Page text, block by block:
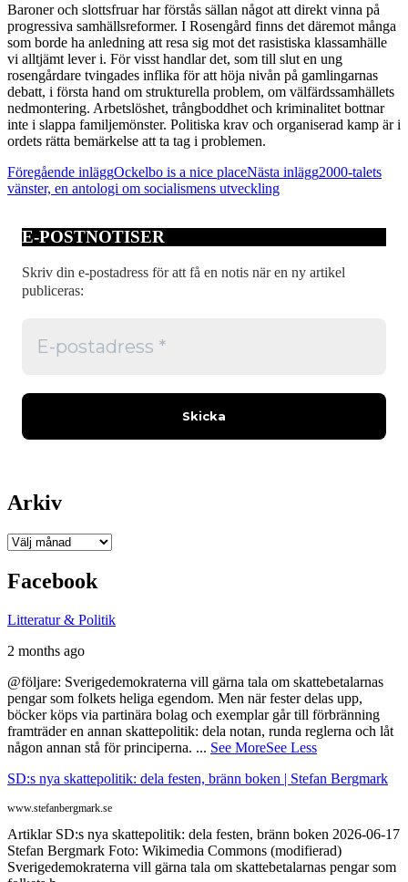
Baroner och slottsfruar har förstås sällan något att direkt vinna på
progressiva samhällsreformer. I Rosengård finns det däremot många
som borde ha anledning att resa sig mot det rasistiska klassamhälle
vi alltjämt lever i. För visst handlar det, som till slut en ung
rosengårdare tvingades inflika för att höja nivån på gamlingarnas
debatt, i första hand om strukturella problem, om välfärdssamhällets
nedmontering. Arbetslöshet, trångboddhet och kriminalitet bottnar
inte i slappa familjemönster. Politiska krav och organiserad kamp är i
ordets rätta bemärkelse att ta tag i problemen.
Inläggsnavigering
Föregående inläggOckelbo is a nice placeNästa inlägg2000-talets
vänster, en antologi om socialismens utveckling
E-POSTNOTISER
Skriv din e-postadress för att få en notis när en ny artikel
publiceras:
Arkiv
Arkiv
Facebook
Litteratur & Politik
2 months ago
@följare: Sverigedemokraterna vill gärna tala om skattebetalarnas
pengar som folkets heliga egendom. Men när fester delas upp,
böcker köps via partinära bolag och exemplar går till förbränning
framträder en annan skattepolitik: dela notan, runda reglerna och låt
någon annan stå för principerna. ... See MoreSee Less
SD:s nya skattepolitik: dela festen, bränn boken | Stefan Bergmark
www.stefanbergmark.se
Artiklar SD:s nya skattepolitik: dela festen, bränn boken 2026-06-17
Stefan Bergmark Foto: Wikimedia Commons (modifierad)
Sverigedemokraterna vill gärna tala om skattebetalarnas pengar som